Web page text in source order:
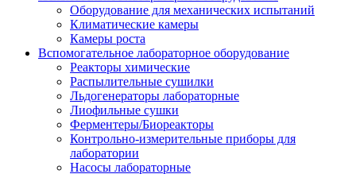
Оборудование для механических испытаний
Климатические камеры
Камеры роста
Вспомогательное лабораторное оборудование
Реакторы химические
Распылительные сушилки
Льдогенераторы лабораторные
Лиофильные сушки
Ферментеры/Биореакторы
Контрольно-измерительные приборы для
лаборатории
Насосы лабораторные